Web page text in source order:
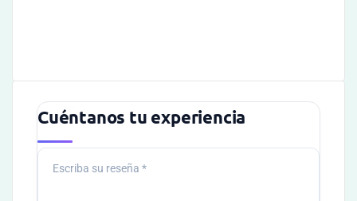
Cuéntanos tu experiencia